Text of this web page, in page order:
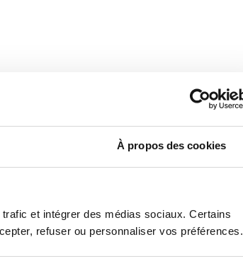
À propos des cookies
et intégrer des médias sociaux. Certains
refuser ou personnaliser vos préférences.